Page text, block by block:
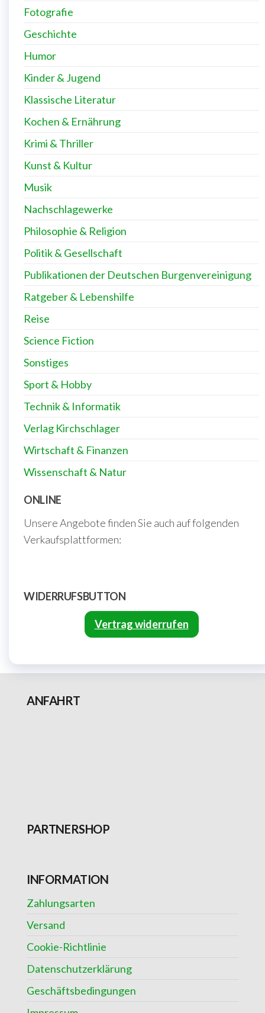
Fotografie
Geschichte
Humor
Kinder & Jugend
Klassische Literatur
Kochen & Ernährung
Krimi & Thriller
Kunst & Kultur
Musik
Nachschlagewerke
Philosophie & Religion
Politik & Gesellschaft
Publikationen der Deutschen Burgenvereinigung
Ratgeber & Lebenshilfe
Reise
Science Fiction
Sonstiges
Sport & Hobby
Technik & Informatik
Verlag Kirchschlager
Wirtschaft & Finanzen
Wissenschaft & Natur
ONLINE
Unsere Angebote finden Sie auch auf folgenden
Verkaufsplattformen:
WIDERRUFSBUTTON
Vertrag widerrufen
ANFAHRT
PARTNERSHOP
INFORMATION
Zahlungsarten
Versand
Cookie-Richtlinie
Datenschutzerklärung
Geschäftsbedingungen